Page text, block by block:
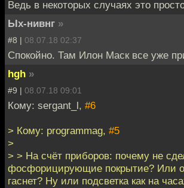
Ведь в некоторых случаях это
Ых-нивнг »
#8 | 08.07.18 02:37
Спокойно. Там Илон Маск все уже
hgh »
#9 | 08.07.18 09:01
Кому: sergant_l, #6
> Кому: programmag, #5
>
> > На счёт приборов: почему не
фосфорицирующие покрытие? Или
гаснет? Ну или подсветка как на